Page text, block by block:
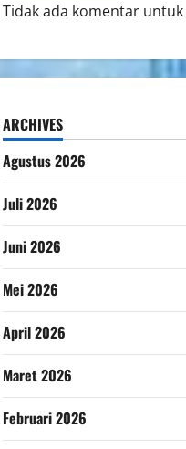
Tidak ada komentar
ARCHIVES
Agustus 2026
Juli 2026
Juni 2026
Mei 2026
April 2026
Maret 2026
Februari 2026